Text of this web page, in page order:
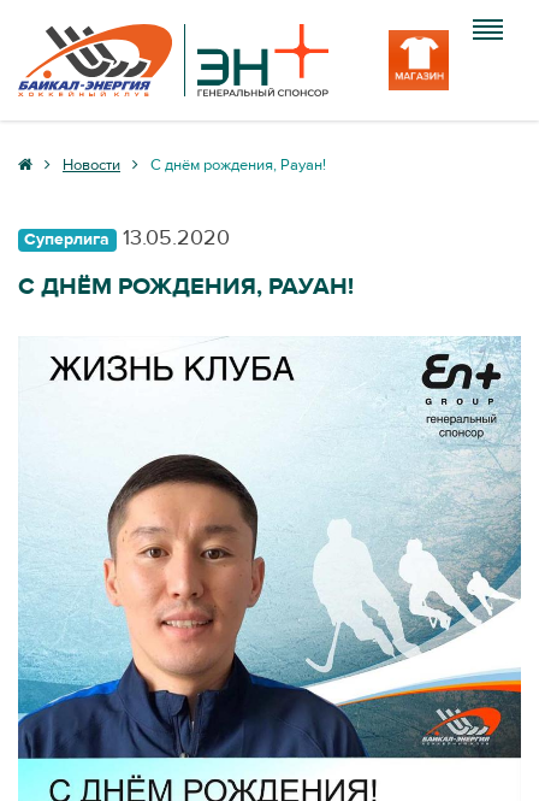
Клуб
Вход
Новости C днём рождения, Рауан!
Суперлига 13.05.2020
C ДНЁМ РОЖДЕНИЯ, РАУАН!